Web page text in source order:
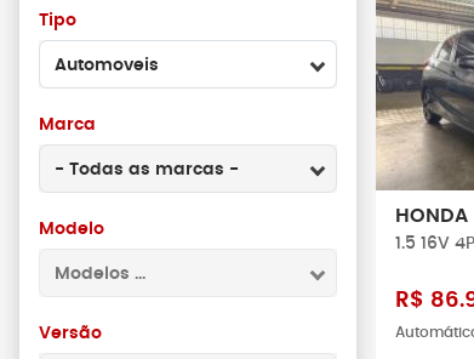
Tipo
Automoveis
Marca
- Todas as marcas -
Modelo
Modelos ...
Versão
HONDA
1.5 16V
R$